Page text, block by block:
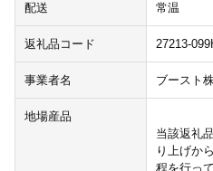
配送 常温
返礼品コード 27213-
事業者名 ブースト
地場産品
当該返礼
り上げか
程を行っ